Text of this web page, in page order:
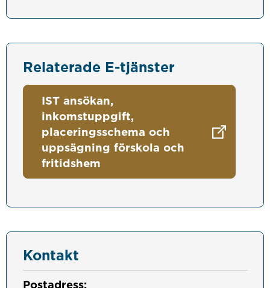
Relaterade E-tjänster
IST ansökan,
inkomstuppgift,
placeringsschema och
uppsägning förskola och
fritidshem
Kontakt
Postadress: